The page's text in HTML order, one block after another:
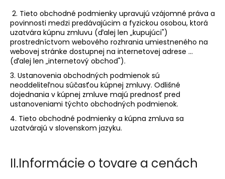
2. Tieto obchodné podmienky upravujú vzájomné práva a
povinnosti medzi predávajúcim a fyzickou osobou, ktorá
uzatvára kúpnu zmluvu (ďalej len „kupujúci")
prostredníctvom webového rozhrania umiestneného na
webovej stránke dostupnej na internetovej adrese ...
(ďalej len „internetový obchod").
3. Ustanovenia obchodných podmienok sú
neoddeliteľnou súčasťou kúpnej zmluvy. Odlišné
dojednania v kúpnej zmluve majú prednosť pred
ustanoveniami týchto obchodných podmienok.
4. Tieto obchodné podmienky a kúpna zmluva sa
uzatvárajú v slovenskom jazyku.
II.Informácie o tovare a cenách
HĽADAŤ
O
d
p
o
r
ú
č
a